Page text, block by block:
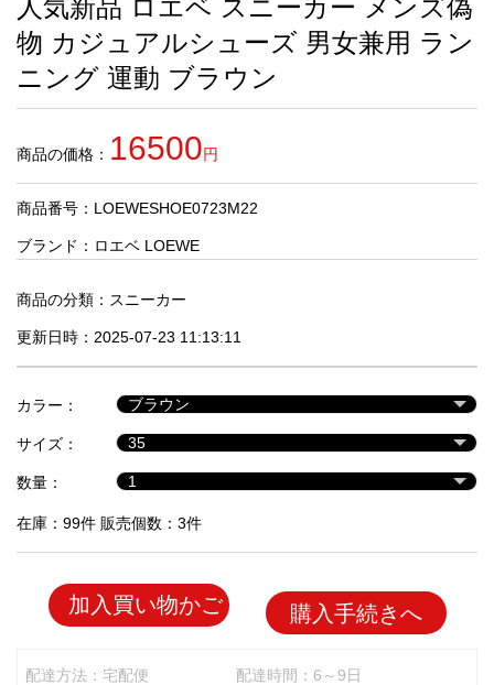
お
す
す
め
商
人
気
商
セ
ル
品
人気新品 ロエベ スニーカー メンズ偽
物 カジュアルシューズ 男女兼用 ラン
ニング 運動 ブラウン
商品の価格： 16500円
商品番号：LOEWESHOE0723M22
ブランド： ロエベ LOEWE
商品の分類： スニーカー
更新日時：2025-07-23 11:13:11
カラー：
サイズ：
数量：
在庫：99件 販売個数：3件
加入買い物かご 購入手続きへ
配達方法：宅配便
配達時間：6～9日